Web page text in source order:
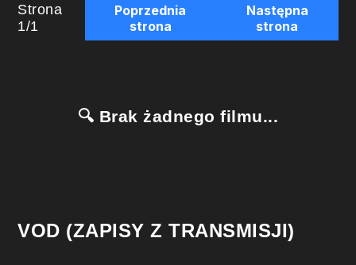
Strona
1/1
Poprzednia
strona
Następna
strona
🔍 Brak żadnego filmu...
VOD (ZAPISY Z TRANSMISJI)